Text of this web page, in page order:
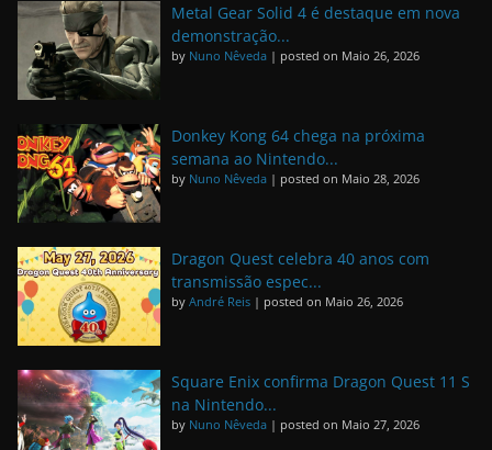
Metal Gear Solid 4 é destaque em nova
demonstração...
by Nuno Nêveda | posted on Maio 26, 2026
Donkey Kong 64 chega na próxima
semana ao Nintendo...
by Nuno Nêveda | posted on Maio 28, 2026
Dragon Quest celebra 40 anos com
transmissão espec...
by André Reis | posted on Maio 26, 2026
Square Enix confirma Dragon Quest 11 S
na Nintendo...
by Nuno Nêveda | posted on Maio 27, 2026